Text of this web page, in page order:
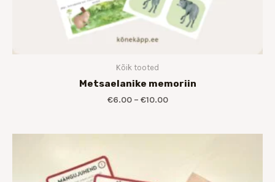
Kõik tooted
Metsaelanike memoriin
€6.00 – €10.00